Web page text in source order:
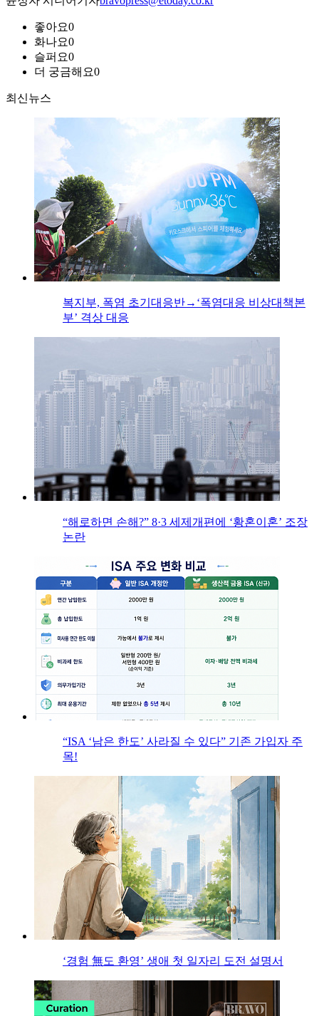
좋아요0
화나요0
슬퍼요0
더 궁금해요0
최신뉴스
복지부, 폭염 초기대응반→‘폭염대응 비상대책본
부’ 격상 대응
“해로하면 손해?” 8·3 세제개편에 ‘황혼이혼’ 조장
논란
“ISA ‘남은 한도’ 사라질 수 있다” 기존 가입자 주
목!
‘경험 無도 환영’ 생애 첫 일자리 도전 설명서